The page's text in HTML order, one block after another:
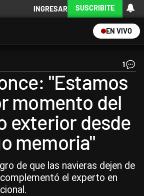
INGRESAR SUSCRIBITE
EN VIVO
1
"Estamos
momento del
exterior desde
memoria"
de que las navieras dejen de
el experto en